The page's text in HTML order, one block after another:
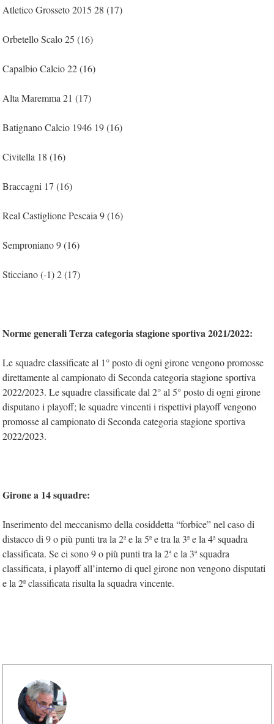
Atletico Grosseto 2015 28 (17)
Orbetello Scalo 25 (16)
Capalbio Calcio 22 (16)
Alta Maremma 21 (17)
Batignano Calcio 1946 19 (16)
Civitella 18 (16)
Braccagni 17 (16)
Real Castiglione Pescaia 9 (16)
Semproniano 9 (16)
Sticciano (-1) 2 (17)
Norme generali Terza categoria stagione sportiva 2021/2022:
Le squadre classificate al 1° posto di ogni girone vengono promosse
direttamente al campionato di Seconda categoria stagione sportiva
2022/2023. Le squadre classificate dal 2° al 5° posto di ogni girone
disputano i playoff; le squadre vincenti i rispettivi playoff vengono
promosse al campionato di Seconda categoria stagione sportiva
2022/2023.
Girone a 14 squadre:
Inserimento del meccanismo della cosiddetta “forbice” nel caso di
distacco di 9 o più punti tra la 2ª e la 5ª e tra la 3ª e la 4ª squadra
classificata. Se ci sono 9 o più punti tra la 2ª e la 3ª squadra
classificata, i playoff all’interno di quel girone non vengono disputati
e la 2ª classificata risulta la squadra vincente.